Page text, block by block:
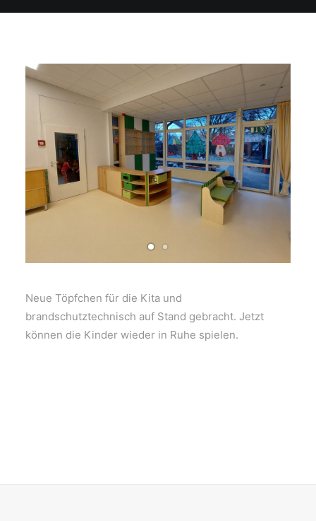
Neue Töpfchen für die Kita und
brandschutztechnisch auf Stand gebracht. Jetzt
können die Kinder wieder in Ruhe spielen.